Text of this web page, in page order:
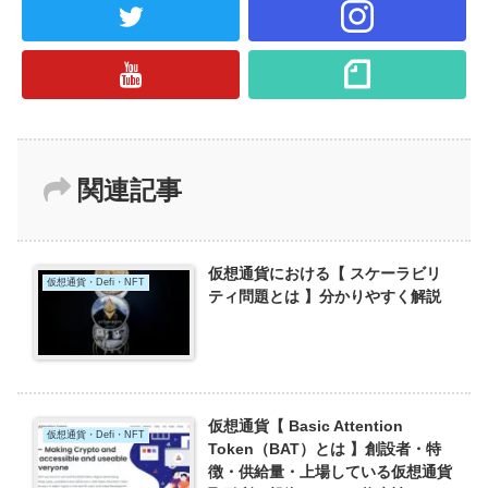
関連記事
仮想通貨・Defi・NFT
仮想通貨における【 スケーラビリ
ティ問題とは 】分かりやすく解説
仮想通貨・Defi・NFT
仮想通貨【 Basic Attention
Token（BAT）とは 】創設者・特
徴・供給量・上場している仮想通貨